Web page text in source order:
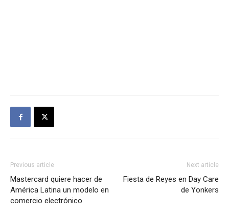
Previous article
Mastercard quiere hacer de
América Latina un modelo en
comercio electrónico
Next article
Fiesta de Reyes en Day Care
de Yonkers